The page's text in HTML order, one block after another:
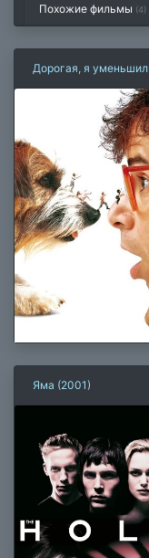
Похожие фильмы (4)
Дорогая, я уменьшил
Яма (2001)